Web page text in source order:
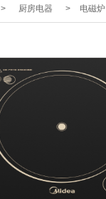
> 厨房电器 > 电磁炉